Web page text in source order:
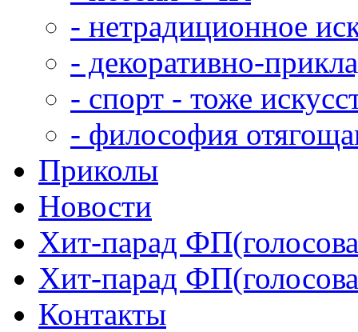
- нетрадиционное
- декоративно-
- спорт - тоже
- философия
Приколы
Новости
Хит-парад
Хит-парад
Контакты